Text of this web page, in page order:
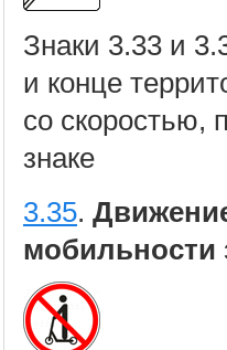
Знаки 3.33 и
и конце
со
знаке
3.35.
мобильности